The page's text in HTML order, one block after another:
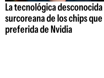
La tecnológica
surcoreana de los chips
preferida de Nvidia